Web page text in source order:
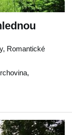
Romantické
,